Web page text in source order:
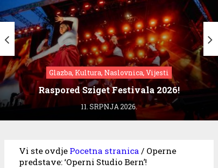
Glazba, Kultura, Naslovnica, Vijesti
Raspored Sziget Festivala 2026!
11. SRPNJA 2026.
Vi ste ovdje Pocetna stranica / Operne
predstave: ‘Operni Studio Bern’!